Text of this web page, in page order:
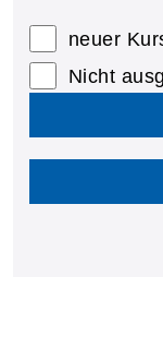
neuer
Nicht